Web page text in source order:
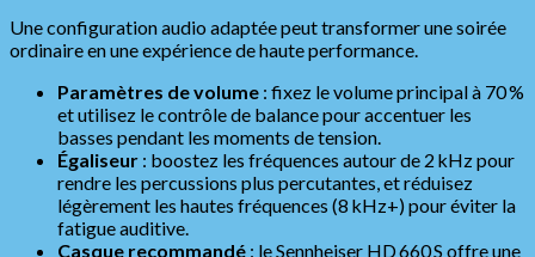
Une configuration audio adaptée peut transformer une soirée
ordinaire en une expérience de haute performance.
Paramètres de volume : fixez le volume principal à 70 %
et utilisez le contrôle de balance pour accentuer les
basses pendant les moments de tension.
Égaliseur : boostez les fréquences autour de 2 kHz pour
rendre les percussions plus percutantes, et réduisez
légèrement les hautes fréquences (8 kHz+) pour éviter la
fatigue auditive.
Casque recommandé : le Sennheiser HD 660 S offre une